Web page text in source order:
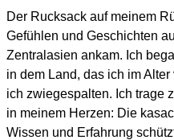
Der Rucksack auf meinem
Gefühlen und Geschichten
Zentralasien ankam. Ich
in dem Land, das ich im
ich zwiegespalten. Ich trage
in meinem Herzen: Die
Wissen und Erfahrung